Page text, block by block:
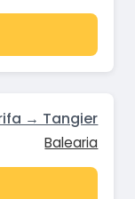
→ Tangier
Balearia